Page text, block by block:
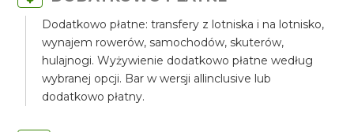
Dodatkowo płatne: transfery z lotniska i na lotnisko,
wynajem rowerów, samochodów, skuterów,
hulajnogi. Wyżywienie dodatkowo płatne według
wybranej opcji. Bar w wersji allinclusive lub
dodatkowo płatny.